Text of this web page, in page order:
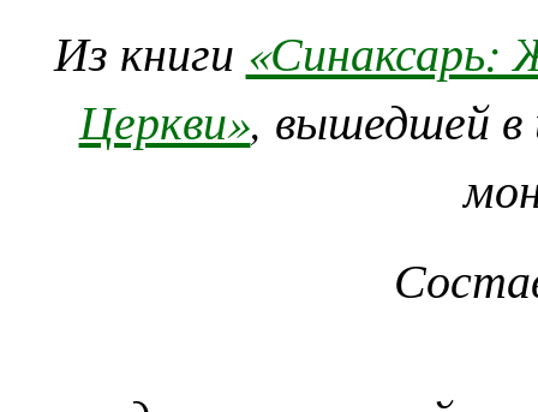
Из книги «Синаксарь:
Церкви», вышедшей в